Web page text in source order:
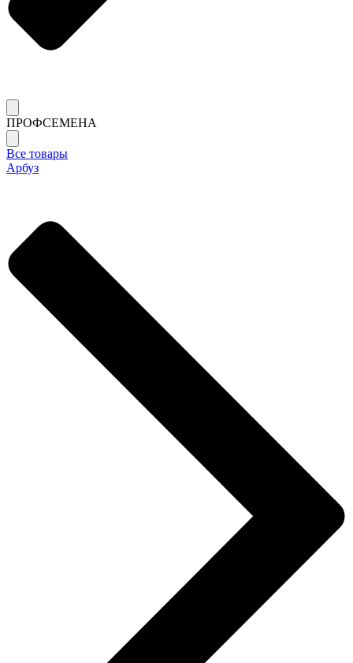
ПРОФСЕМЕНА
Все товары
Арбуз